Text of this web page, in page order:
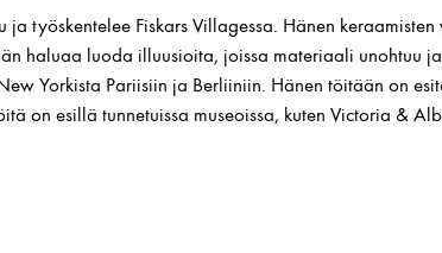
työskentelee Fiskars Villagessa. Hänen
haluaa luoda illuusioita, joissa materiaali unohtuu
Yorkista Pariisiin ja Berliiniin. Hänen töitään on
on esillä tunnetuissa museoissa, kuten Victoria &